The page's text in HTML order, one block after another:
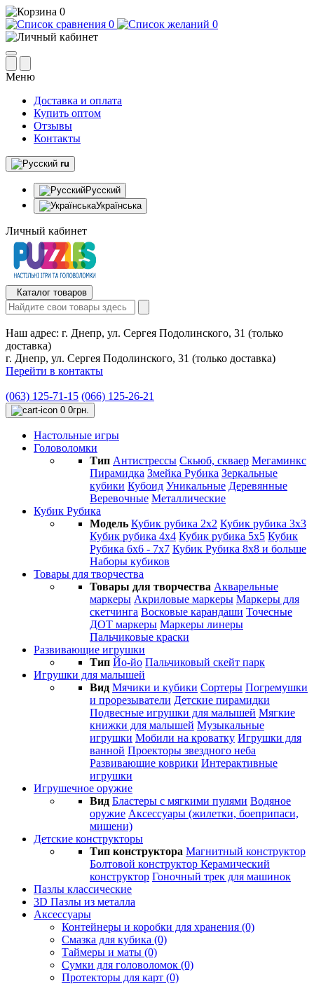
0
0
0
Меню
Доставка и оплата
Купить оптом
Отзывы
Контакты
ru
Русский
Українська
Личный кабинет
Каталог товаров
Наш адрес: г. Днепр, ул. Сергея Подолинского, 31 (только
доставка)
г. Днепр, ул. Сергея Подолинского, 31 (только доставка)
Перейти в контакты
(063) 125-71-15 (066) 125-26-21
0 0грн.
Настольные игры
Головоломки
Тип Антистресcы Cкьюб, скваер Мегаминкс
Пирамидка Змейка Рубика Зеркальные
кубики Кубоид Уникальные Деревянные
Веревочные Металлические
Кубик Рубика
Модель Кубик рубика 2х2 Кубик рубика 3х3
Кубик рубика 4х4 Кубик рубика 5х5 Кубик
Рубика 6х6 - 7х7 Кубик Рубика 8х8 и больше
Наборы кубиков
Товары для творчества
Товары для творчества Акварельные
маркеры Акриловые маркеры Маркеры для
скетчинга Восковые карандаши Точесные
ДОТ маркеры Маркеры линеры
Пальчиковые краски
Развивающие игрушки
Тип Йо-йо Пальчиковый скейт парк
Игрушки для малышей
Вид Мячики и кубики Сортеры Погремушки
и прорезыватели Детские пирамидки
Подвесные игрушки для малышей Мягкие
книжки для малышей Музыкальные
игрушки Мобили на кроватку Игрушки для
ванной Проекторы звездного неба
Развивающие коврики Интерактивные
игрушки
Игрушечное оружие
Вид Бластеры с мягкими пулями Водяное
оружие Аксессуары (жилетки, боеприпаси,
мишени)
Детские конструкторы
Тип конструктора Магнитный конструктор
Болтовой конструктор Керамический
конструктор Гоночный трек для машинок
Пазлы классические
3D Пазлы из металла
Аксессуары
Контейнеры и коробки для хранения (0)
Смазка для кубика (0)
Таймеры и маты (0)
Сумки для головоломок (0)
Протекторы для карт (0)